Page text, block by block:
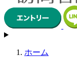
ホーム